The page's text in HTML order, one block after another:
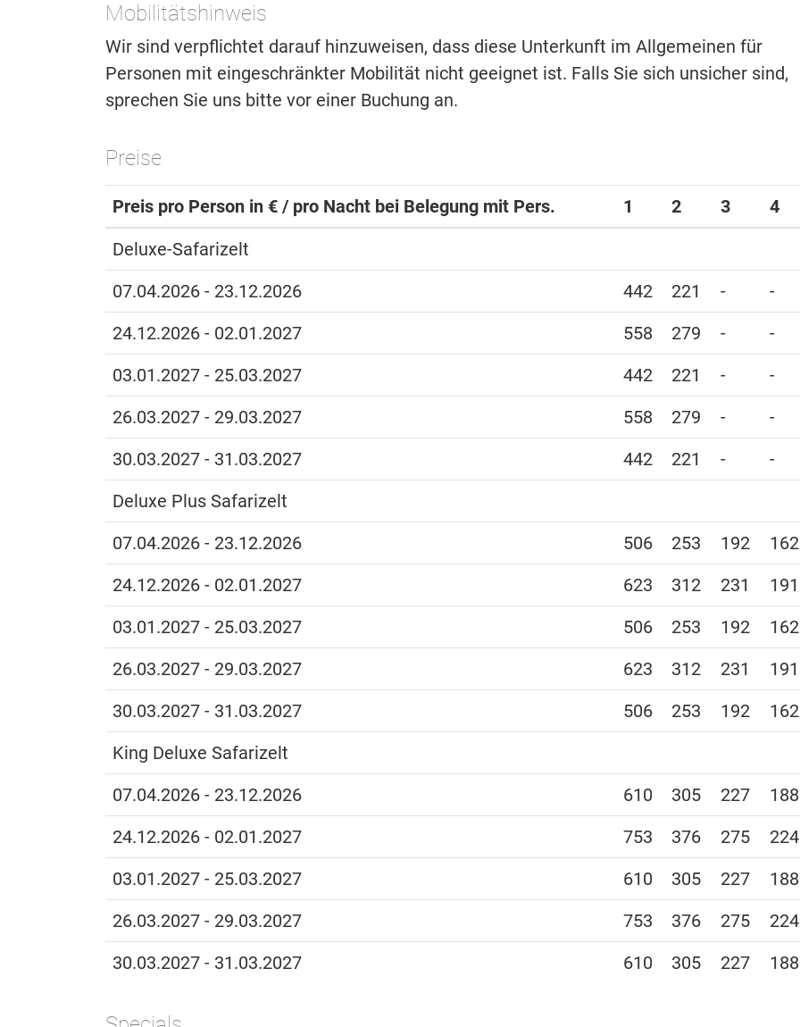
Mobilitätshinweis
Wir sind verpflichtet darauf hinzuweisen, dass diese Unterkunft im Allgemeinen für
Personen mit eingeschränkter Mobilität nicht geeignet ist. Falls Sie sich unsicher sind,
sprechen Sie uns bitte vor einer Buchung an.
Preise
Preis pro Person in € / pro Nacht bei Belegung mit Pers. 1 2 3
4
Deluxe-Safarizelt
07.04.2026 - 23.12.2026
442 221 -
-
24.12.2026 - 02.01.2027
558 279 -
-
03.01.2027 - 25.03.2027
442 221 -
-
26.03.2027 - 29.03.2027
558 279 -
-
30.03.2027 - 31.03.2027
442 221 -
-
Deluxe Plus Safarizelt
07.04.2026 - 23.12.2026
506 253 192
162
24.12.2026 - 02.01.2027
623 312 231
191
03.01.2027 - 25.03.2027
506 253 192
162
26.03.2027 - 29.03.2027
623 312 231
191
30.03.2027 - 31.03.2027
506 253 192
162
King Deluxe Safarizelt
07.04.2026 - 23.12.2026
610 305 227
188
24.12.2026 - 02.01.2027
753 376 275
224
03.01.2027 - 25.03.2027
610 305 227
188
26.03.2027 - 29.03.2027
753 376 275
224
30.03.2027 - 31.03.2027
610 305 227 188